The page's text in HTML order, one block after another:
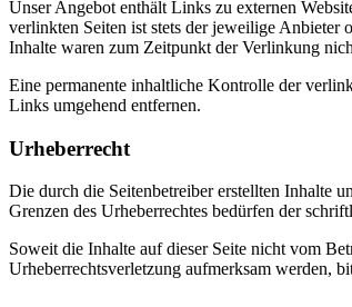
Unser Angebot enthält Links zu externen
verlinkten Seiten ist stets der jeweilige
Inhalte waren zum Zeitpunkt der Verlinkung
Eine permanente inhaltliche Kontrolle der
Links umgehend entfernen.
Urheberrecht
Die durch die Seitenbetreiber erstellten Inhalte
Grenzen des Urheberrechtes bedürfen der
Soweit die Inhalte auf dieser Seite nicht vom
Urheberrechtsverletzung aufmerksam werden,